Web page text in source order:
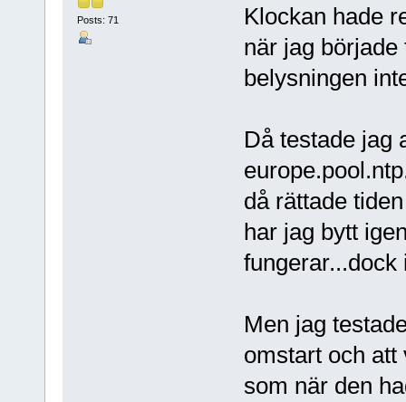
Posts: 71
Klockan hade
när jag
belysningen
Då testade jag
då rättade
har jag bytt
Men jag
omstart och att
som när den